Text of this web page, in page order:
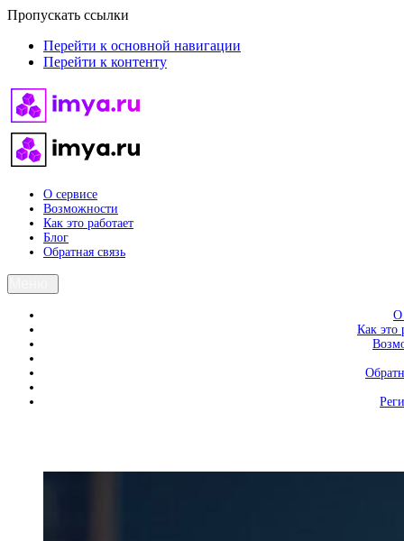
Пропускать ссылки
Перейти к основной навигации
Перейти к контенту
О сервисе
Возможности
Как это работает
Блог
Обратная связь
О
Как это